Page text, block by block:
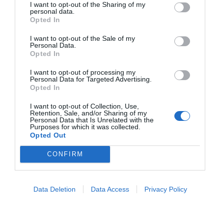
I want to opt-out of the Sharing of my
personal data.
Opted In
I want to opt-out of the Sale of my
Personal Data.
Opted In
I want to opt-out of processing my
Personal Data for Targeted Advertising.
Opted In
I want to opt-out of Collection, Use,
Retention, Sale, and/or Sharing of my
Personal Data that Is Unrelated with the
Purposes for which it was collected.
Opted Out
CONFIRM
Data Deletion Data Access Privacy Policy
Diogo, Isabela e Anabela
Moreira e as garrafas